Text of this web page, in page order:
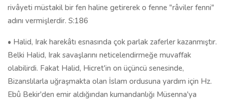
rivâyeti müstakil bir fen haline getirerek o fenne "râviler fenni"
adını vermişlerdir. S:186
• Halid, Irak harekâtı esnasında çok parlak zaferler kazanmıştır.
Belki Halid, Irak savaşlarını neticelendirmeğe muvaffak
olabilirdi. Fakat Halid, Hicret'in on üçüncü senesinde,
Bizanslılarla uğraşmakta olan İslam ordusuna yardım için Hz.
Ebû Bekir'den emir aldığından kumandanlığı Müsenna'ya